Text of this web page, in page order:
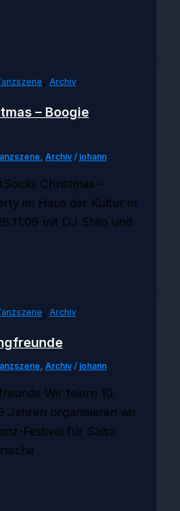
, Archiv
– Boogie
Archiv/ johann
Christmas –
im Haus der Kultur in
mit DJ Shilo und
, Archiv
Archiv/ johann
Wir feiern 10.
Jahren organisieren wir
Festival für Salsa